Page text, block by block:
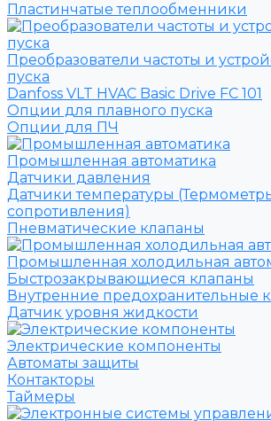
Пластинчатые теплообменники
Преобразователи частоты и
пуска
Danfoss VLT HVAC Basic Drive FC 101
Опции для плавного пуска
Опции для ПЧ
Промышленная автоматика
Датчики давления
Датчики температуры
сопротивления)
Пневматические клапаны
Промышленная холодильная
Быстрозакрывающиеся клапаны
Внутренние предохранительные
Датчик уровня жидкости
Электрические компоненты
Автоматы защиты
Контакторы
Таймеры